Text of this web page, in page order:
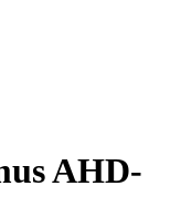
AHD-